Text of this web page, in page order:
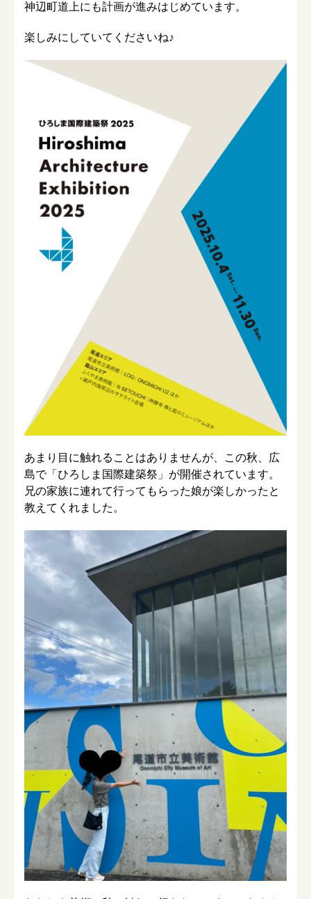
神辺町道上にも計画が進みはじめています。
楽しみにしていてくださいね♪
あまり目に触れることはありませんが、この秋、広
島で「ひろしま国際建築祭」が開催されています。
兄の家族に連れて行ってもらった娘が楽しかったと
教えてくれました。